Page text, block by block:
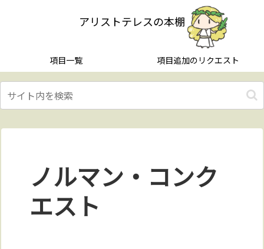
アリストテレスの本棚
項目一覧 項目追加のリクエスト
ノルマン・コンク
エスト